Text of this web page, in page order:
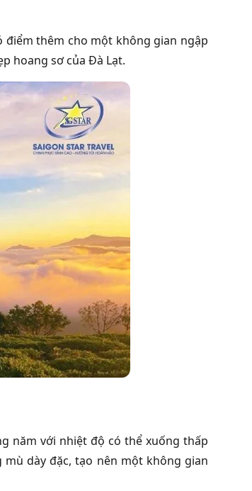
điểm thêm cho một không gian ngập
hoang sơ của Đà Lạt.
năm với nhiệt độ có thể xuống thấp
dày đặc, tạo nên một không gian